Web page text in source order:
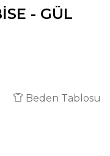
- GÜL
Beden Tablosu